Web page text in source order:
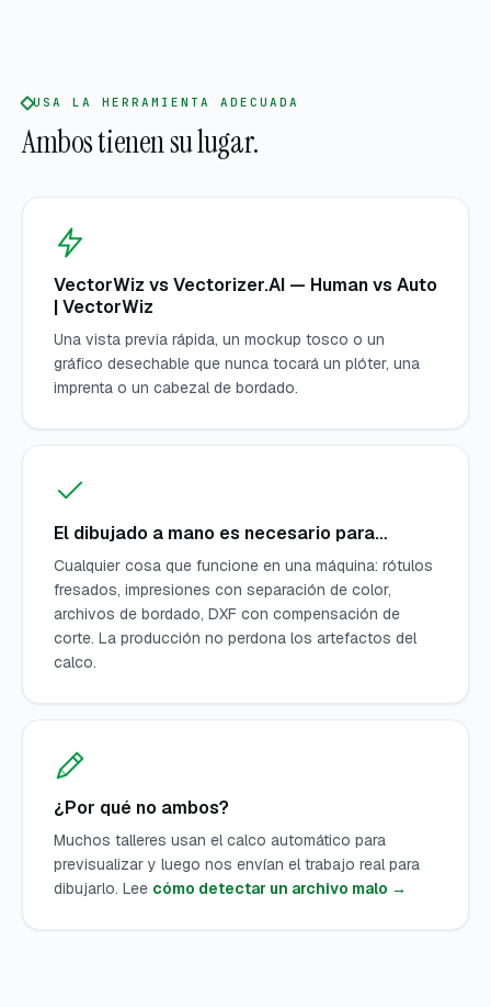
USA LA HERRAMIENTA ADECUADA
Ambos tienen su lugar.
VectorWiz vs Vectorizer.AI — Human vs Auto
| VectorWiz
Una vista previa rápida, un mockup tosco o un
gráfico desechable que nunca tocará un plóter, una
imprenta o un cabezal de bordado.
El dibujado a mano es necesario para…
Cualquier cosa que funcione en una máquina: rótulos
fresados, impresiones con separación de color,
archivos de bordado, DXF con compensación de
corte. La producción no perdona los artefactos del
calco.
¿Por qué no ambos?
Muchos talleres usan el calco automático para
previsualizar y luego nos envían el trabajo real para
dibujarlo. Lee cómo detectar un archivo malo →